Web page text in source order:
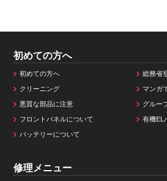
初めての方へ
初めての方へ 総務省
クリーニング マンガ
悪質な部品に注意 グルー
フロントパネルについて 有機EL
バッテリーについて
修理メニュー